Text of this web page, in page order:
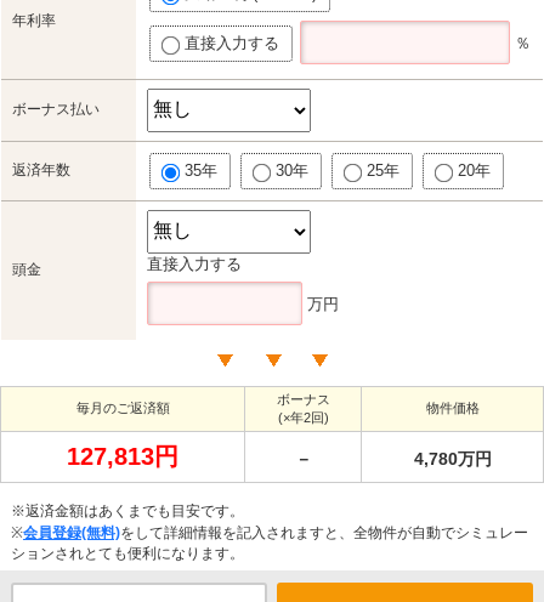
年利率
直接入力する ％
ボーナス払い
返済年数 35年 30年 25年 20年
頭金 直接入力する
万円
毎月のご返済額
ボーナス
(×年2回)
物件価格
127,813円 － 4,780万円
※返済金額はあくまでも目安です。
※会員登録(無料)をして詳細情報を記入されますと、全物件が自動でシミュレー
ションされとても便利になります。